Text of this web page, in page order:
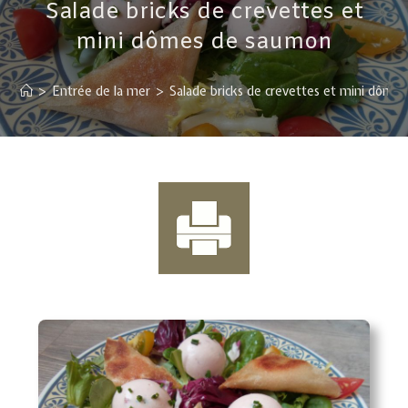
Salade bricks de crevettes et
mini dômes de saumon
> Entrée de la mer > Salade bricks de crevettes et mini